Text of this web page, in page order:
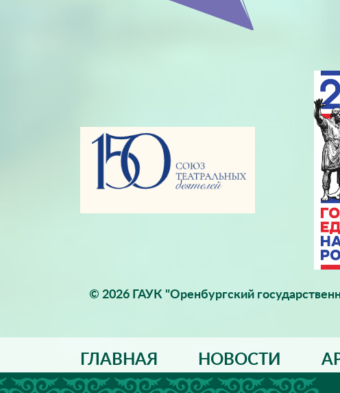
© 2026 ГАУК "Оренбургский
ГЛАВНАЯ НОВОСТИ